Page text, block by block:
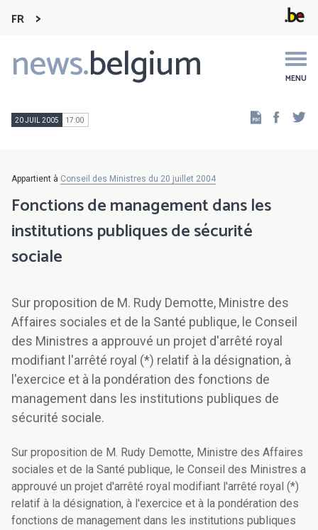
FR
news.belgium MENU
Main
navigation
20 JUIL 2005 17:00
Appartient à Conseil des Ministres du 20 juillet 2004
Fonctions de management dans les
institutions publiques de sécurité
sociale
Sur proposition de M. Rudy Demotte, Ministre des
Affaires sociales et de la Santé publique, le Conseil
des Ministres a approuvé un projet d'arrêté royal
modifiant l'arrêté royal (*) relatif à la désignation, à
l'exercice et à la pondération des fonctions de
management dans les institutions publiques de
sécurité sociale.
Sur proposition de M. Rudy Demotte, Ministre des Affaires
sociales et de la Santé publique, le Conseil des Ministres a
approuvé un projet d'arrêté royal modifiant l'arrêté royal (*)
relatif à la désignation, à l'exercice et à la pondération des
fonctions de management dans les institutions publiques